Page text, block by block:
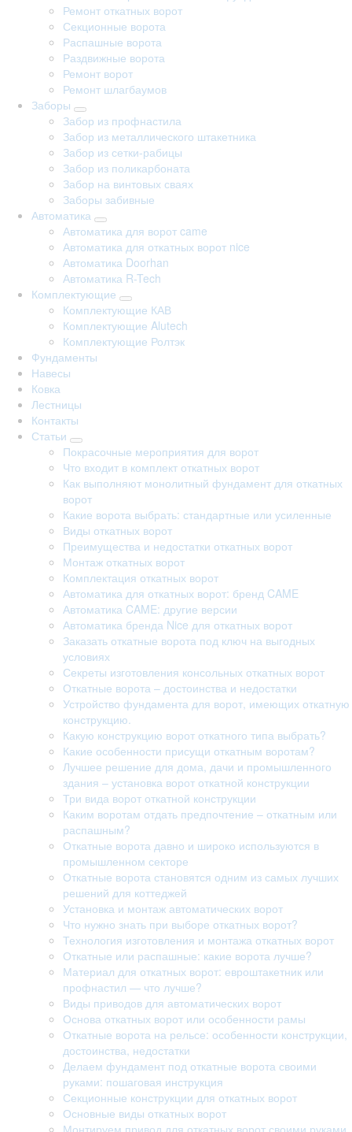
Ремонт откатных ворот
Секционные ворота
Распашные ворота
Раздвижные ворота
Ремонт ворот
Ремонт шлагбаумов
Заборы
Забор из профнастила
Забор из металлического штакетника
Забор из сетки-рабицы
Забор из поликарбоната
Забор на винтовых сваях
Заборы забивные
Автоматика
Автоматика для ворот came
Автоматика для откатных ворот nice
Автоматика Doorhan
Автоматика R-Tech
Комплектующие
Комплектующие КАВ
Комплектующие Alutech
Комплектующие Ролтэк
Фундаменты
Навесы
Ковка
Лестницы
Контакты
Статьи
Покрасочные мероприятия для ворот
Что входит в комплект откатных ворот
Как выполняют монолитный фундамент для откатных
ворот
Какие ворота выбрать: стандартные или усиленные
Виды откатных ворот
Преимущества и недостатки откатных ворот
Монтаж откатных ворот
Комплектация откатных ворот
Автоматика для откатных ворот: бренд CAME
Автоматика CAME: другие версии
Автоматика бренда Nice для откатных ворот
Заказать откатные ворота под ключ на выгодных
условиях
Секреты изготовления консольных откатных ворот
Откатные ворота – достоинства и недостатки
Устройство фундамента для ворот, имеющих откатную
конструкцию.
Какую конструкцию ворот откатного типа выбрать?
Какие особенности присущи откатным воротам?
Лучшее решение для дома, дачи и промышленного
здания – установка ворот откатной конструкции
Три вида ворот откатной конструкции
Каким воротам отдать предпочтение – откатным или
распашным?
Откатные ворота давно и широко используются в
промышленном секторе
Откатные ворота становятся одним из самых лучших
решений для коттеджей
Установка и монтаж автоматических ворот
Что нужно знать при выборе откатных ворот?
Технология изготовления и монтажа откатных ворот
Откатные или распашные: какие ворота лучше?
Материал для откатных ворот: евроштакетник или
профнастил — что лучше?
Виды приводов для автоматических ворот
Основа откатных ворот или особенности рамы
Откатные ворота на рельсе: особенности конструкции,
достоинства, недостатки
Делаем фундамент под откатные ворота своими
руками: пошаговая инструкция
Секционные конструкции для откатных ворот
Основные виды откатных ворот
Монтируем привод для откатных ворот своими руками